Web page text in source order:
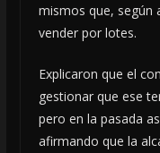
mismos que, según
vender por lotes.
Explicaron que el
gestionar que ese
pero en la pasada
afirmando que la